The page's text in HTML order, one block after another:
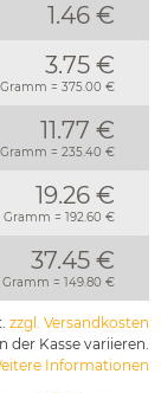
1.46 €
3.75 €
= 375.00 €
11.77 €
= 235.40 €
19.26 €
Gramm = 192.60 €
37.45 €
Gramm = 149.80 €
zzgl. Versandkosten
der Kasse variieren.
Informationen